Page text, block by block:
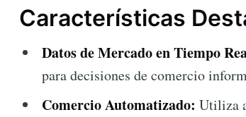
Características
Datos de Mercado en Tiempo
para decisiones de comercio
Comercio Automatizado: Utiliza